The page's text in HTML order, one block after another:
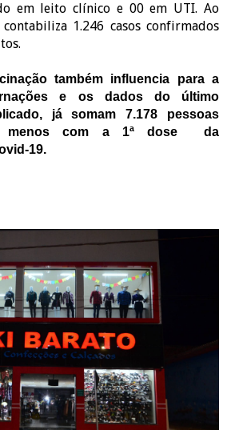
em leito clínico e 00 em UTI. Ao
1.246 casos confirmados
também influencia para a
e os dados do último
já somam 7.178 pessoas
menos com a 1ª dose da
19.